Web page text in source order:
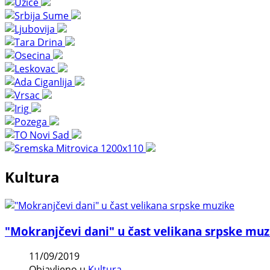
Kultura
"Mokranjčevi dani" u čast velikana srpske
11/09/2019